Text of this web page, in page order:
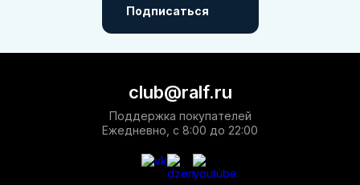
Подписаться
club@ralf.ru
Поддержка покупателей
Ежедневно, с 8:00 до 22:00